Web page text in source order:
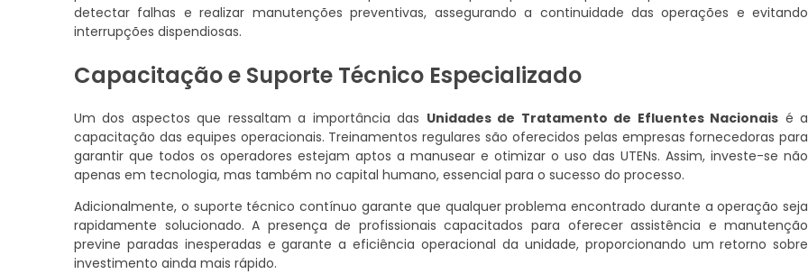
detectar falhas e realizar manutenções preventivas, assegurando a continuidade das operações e evitando
interrupções dispendiosas.
Capacitação e Suporte Técnico Especializado
Um dos aspectos que ressaltam a importância das Unidades de Tratamento de Efluentes Nacionais é a
capacitação das equipes operacionais. Treinamentos regulares são oferecidos pelas empresas fornecedoras para
garantir que todos os operadores estejam aptos a manusear e otimizar o uso das UTENs. Assim, investe-se não
apenas em tecnologia, mas também no capital humano, essencial para o sucesso do processo.
Adicionalmente, o suporte técnico contínuo garante que qualquer problema encontrado durante a operação seja
rapidamente solucionado. A presença de profissionais capacitados para oferecer assistência e manutenção
previne paradas inesperadas e garante a eficiência operacional da unidade, proporcionando um retorno sobre
investimento ainda mais rápido.